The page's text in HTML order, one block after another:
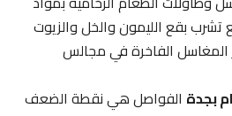
بقع الليمون والخل والزيوت
الفاخرة في مجالس
الفواصل هي نقطة الضعف